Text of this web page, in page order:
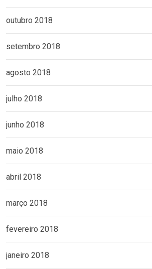
outubro 2018
setembro 2018
agosto 2018
julho 2018
junho 2018
maio 2018
abril 2018
março 2018
fevereiro 2018
janeiro 2018